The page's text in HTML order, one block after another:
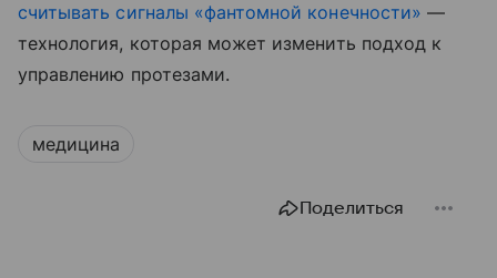
считывать сигналы «фантомной конечности» —
технология, которая может изменить подход к
управлению протезами.
медицина
Поделиться